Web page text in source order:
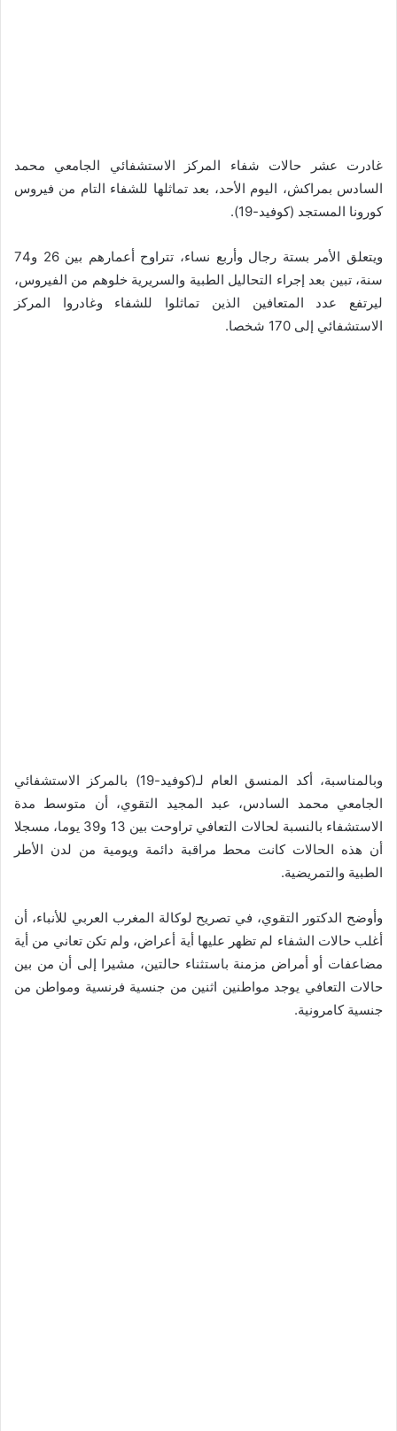
غادرت عشر حالات شفاء المركز الاستشفائي الجامعي محمد
السادس بمراكش، اليوم الأحد، بعد تماثلها للشفاء التام من فيروس
كورونا المستجد (كوفيد-19).
ويتعلق الأمر بستة رجال وأربع نساء، تتراوح أعمارهم بين 26 و74
سنة، تبين بعد إجراء التحاليل الطبية والسريرية خلوهم من الفيروس،
ليرتفع عدد المتعافين الذين تماثلوا للشفاء وغادروا المركز
الاستشفائي إلى 170 شخصا.
وبالمناسبة، أكد المنسق العام لـ(كوفيد-19) بالمركز الاستشفائي
الجامعي محمد السادس، عبد المجيد التقوي، أن متوسط مدة
الاستشفاء بالنسبة لحالات التعافي تراوحت بين 13 و39 يوما، مسجلا
أن هذه الحالات كانت محط مراقبة دائمة ويومية من لدن الأطر
الطبية والتمريضية.
وأوضح الدكتور التقوي، في تصريح لوكالة المغرب العربي للأنباء، أن
أغلب حالات الشفاء لم تظهر عليها أية أعراض، ولم تكن تعاني من أية
مضاعفات أو أمراض مزمنة باستثناء حالتين، مشيرا إلى أن من بين
حالات التعافي يوجد مواطنين اثنين من جنسية فرنسية ومواطن من
جنسية كامرونية.